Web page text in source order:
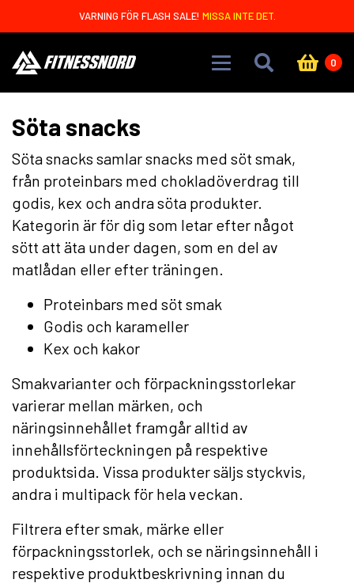
VARNING FÖR FLASH SALE! MISSA INTE DET.
0
Söta snacks
Söta snacks samlar snacks med söt smak,
från proteinbars med chokladöverdrag till
godis, kex och andra söta produkter.
Kategorin är för dig som letar efter något
sött att äta under dagen, som en del av
matlådan eller efter träningen.
Proteinbars med söt smak
Godis och karameller
Kex och kakor
Smakvarianter och förpackningsstorlekar
varierar mellan märken, och
näringsinnehållet framgår alltid av
innehållsförteckningen på respektive
produktsida. Vissa produkter säljs styckvis,
andra i multipack för hela veckan.
Filtrera efter smak, märke eller
förpackningsstorlek, och se näringsinnehåll i
respektive produktbeskrivning innan du